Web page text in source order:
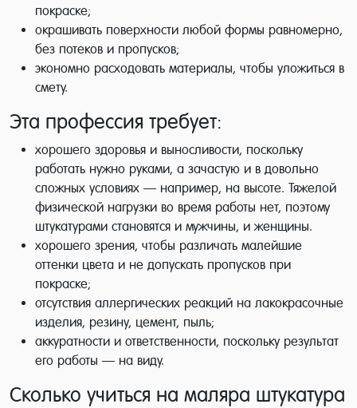
покраске;
окрашивать поверхности любой формы равномерно,
без потеков и пропусков;
экономно расходовать материалы, чтобы уложиться в
смету.
Эта профессия требует:
хорошего здоровья и выносливости, поскольку
работать нужно руками, а зачастую и в довольно
сложных условиях — например, на высоте. Тяжелой
физической нагрузки во время работы нет, поэтому
штукатурами становятся и мужчины, и женщины.
хорошего зрения, чтобы различать малейшие
оттенки цвета и не допускать пропусков при
покраске;
отсутствия аллергических реакций на лакокрасочные
изделия, резину, цемент, пыль;
аккуратности и ответственности, поскольку результат
его работы — на виду.
Сколько учиться на маляра штукатура